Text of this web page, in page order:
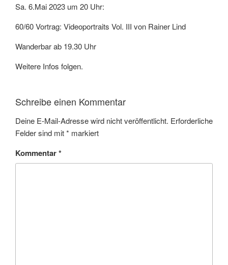
Sa. 6.Mai 2023 um 20 Uhr:
60/60 Vortrag: Videoportraits Vol. III von Rainer Lind
Wanderbar ab 19.30 Uhr
Weitere Infos folgen.
Schreibe einen Kommentar
Deine E-Mail-Adresse wird nicht veröffentlicht. Erforderliche
Felder sind mit* markiert
Kommentar*